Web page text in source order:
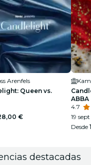
Arenfels
Queen vs.
€
ABBA
4.7
19 sept
Desde
destacadas